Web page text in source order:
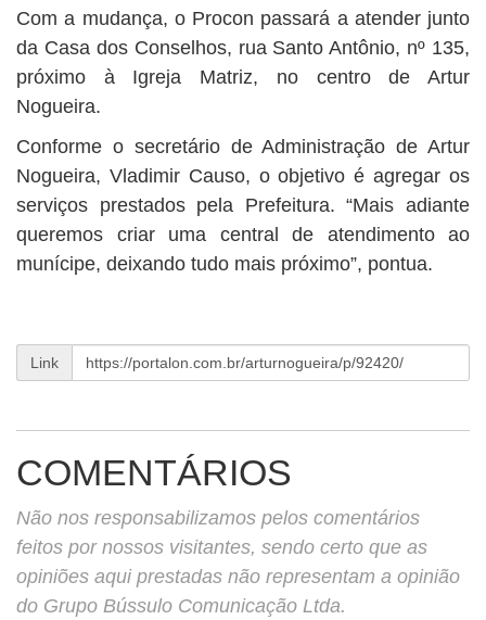
Com a mudança, o Procon passará a atender junto
da Casa dos Conselhos, rua Santo Antônio, nº 135,
próximo à Igreja Matriz, no centro de Artur
Nogueira.
Conforme o secretário de Administração de Artur
Nogueira, Vladimir Causo, o objetivo é agregar os
serviços prestados pela Prefeitura. “Mais adiante
queremos criar uma central de atendimento ao
munícipe, deixando tudo mais próximo”, pontua.
Link
COMENTÁRIOS
Não nos responsabilizamos pelos comentários
feitos por nossos visitantes, sendo certo que as
opiniões aqui prestadas não representam a opinião
do Grupo Bússulo Comunicação Ltda.